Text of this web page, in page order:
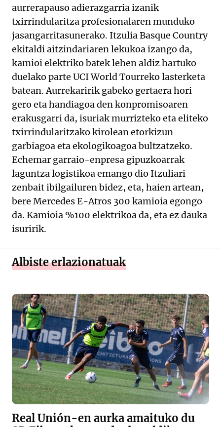
aurrerapauso adierazgarria izanik
txirrindularitza profesionalaren munduko
jasangarritasunerako. Itzulia Basque Country
ekitaldi aitzindariaren lekukoa izango da,
kamioi elektriko batek lehen aldiz hartuko
duelako parte UCI World Tourreko lasterketa
batean. Aurrekaririk gabeko gertaera hori
gero eta handiagoa den konpromisoaren
erakusgarri da, isuriak murrizteko eta eliteko
txirrindularitzako kirolean etorkizun
garbiagoa eta ekologikoagoa bultzatzeko.
Echemar garraio-enpresa gipuzkoarrak
laguntza logistikoa emango dio Itzuliari
zenbait ibilgailuren bidez, eta, haien artean,
bere Mercedes E-Atros 300 kamioia egongo
da. Kamioia %100 elektrikoa da, eta ez dauka
isuririk.
Albiste erlazionatuak
Real Unión-en aurka amaituko du